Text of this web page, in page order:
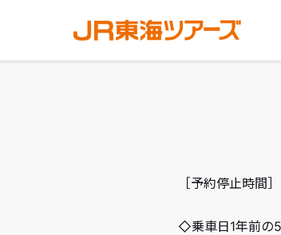
［予約停止時間］
◇乗車日1年前の